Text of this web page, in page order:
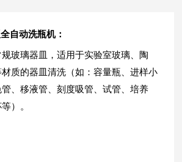
自动洗瓶机：
玻璃器皿，适用于实验室玻璃、陶
质的器皿清洗（如：容量瓶、进样小
、移液管、刻度吸管、试管、培养
）。